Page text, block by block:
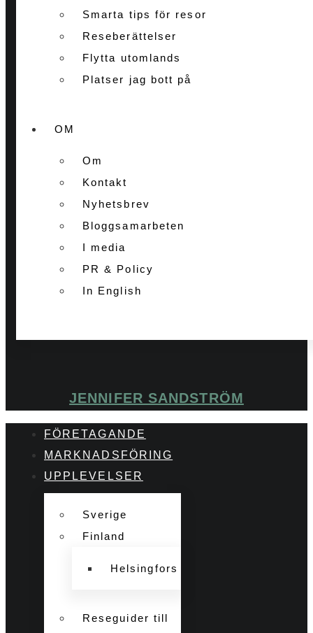
Smarta tips för resor
Reseberättelser
Flytta utomlands
Platser jag bott på
OM
Om
Kontakt
Nyhetsbrev
Bloggsamarbeten
I media
PR & Policy
In English
JENNIFER SANDSTRÖM
FÖRETAGANDE
MARKNADSFÖRING
UPPLEVELSER
Sverige
Finland
Helsingfors
Reseguider till